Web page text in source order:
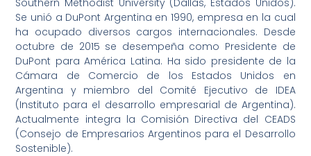
Se unió a DuPont Argentina en 1990, empresa en la cual
ha ocupado diversos cargos internacionales. Desde
octubre de 2015 se desempeña como Presidente de
DuPont para América Latina. Ha sido presidente de la
Cámara de Comercio de los Estados Unidos en
Argentina y miembro del Comité Ejecutivo de IDEA
(Instituto para el desarrollo empresarial de Argentina).
Actualmente integra la Comisión Directiva del CEADS
(Consejo de Empresarios Argentinos para el Desarrollo
Sostenible).